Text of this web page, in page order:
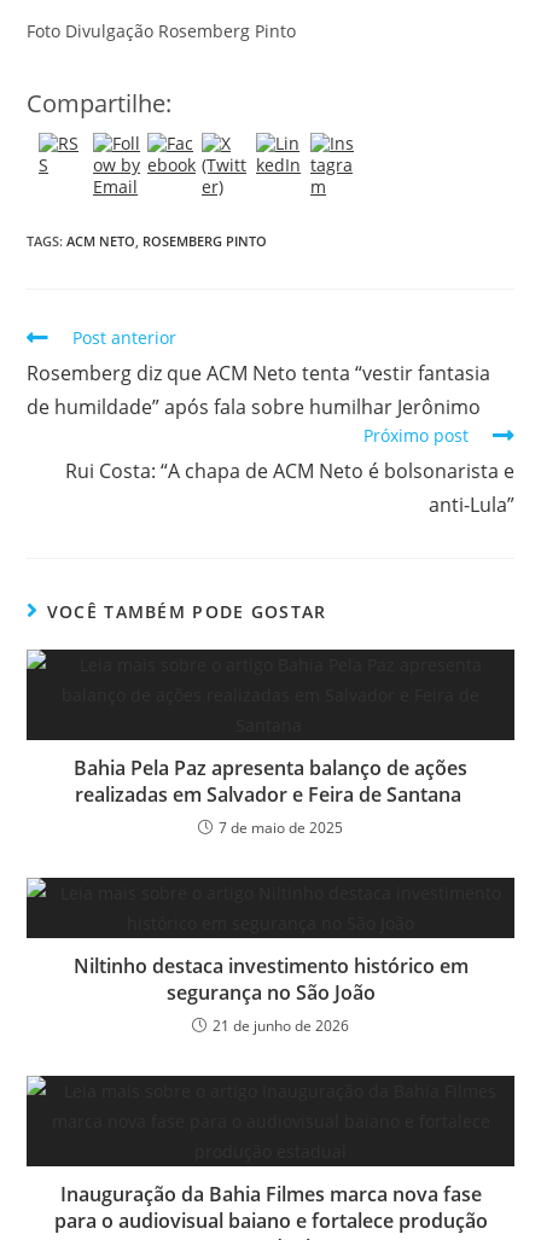
Foto Divulgação Rosemberg Pinto
Compartilhe:
TAGS:ACM NETO ROSEMBERG PINTO
Post anterior
Rosemberg diz que ACM Neto tenta “vestir fantasia
de humildade” após fala sobre humilhar Jerônimo
Próximo post
Rui Costa: “A chapa de ACM Neto é bolsonarista e
anti-Lula”
VOCÊ TAMBÉM PODE GOSTAR
Bahia Pela Paz apresenta balanço de ações
realizadas em Salvador e Feira de Santana
7 de maio de 2025
Niltinho destaca investimento histórico em
segurança no São João
21 de junho de 2026
Inauguração da Bahia Filmes marca nova fase
para o audiovisual baiano e fortalece produção